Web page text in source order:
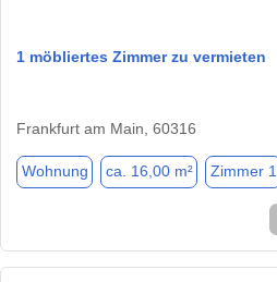
1 möbliertes Zimmer zu vermieten
Frankfurt am Main, 60316
Wohnung ca. 16,00 m² Zimmer 1